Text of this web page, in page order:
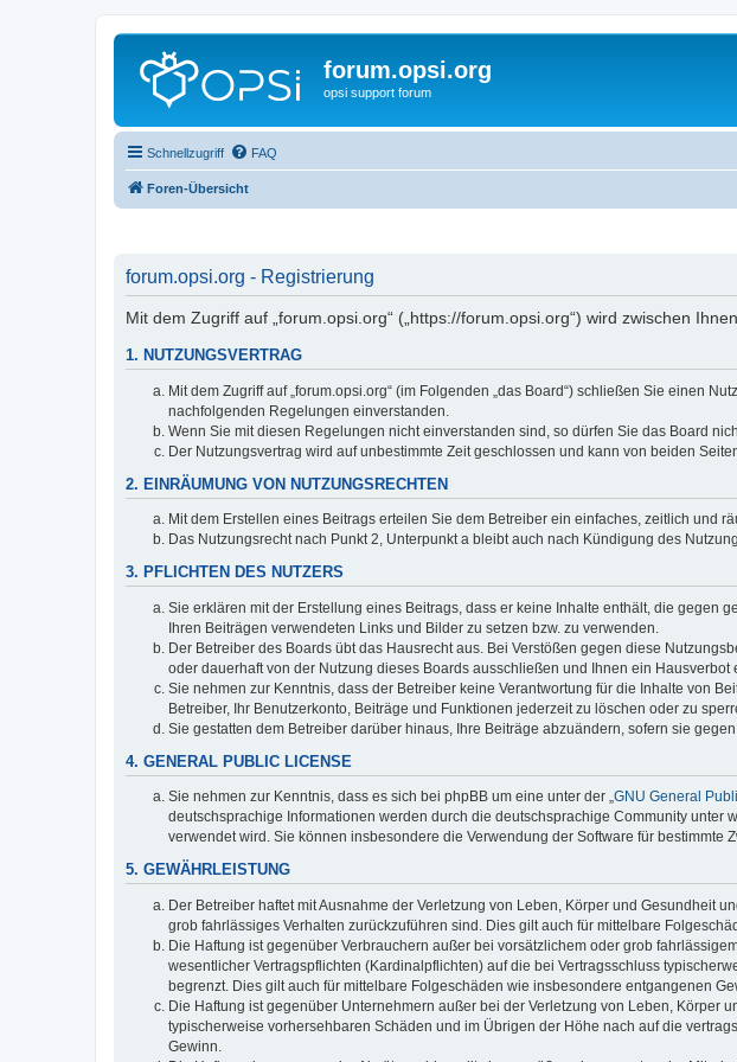
forum.opsi.org
opsi support forum
Schnellzugriff FAQ
Foren-Übersicht
forum.opsi.org - Registrierung
Mit dem Zugriff auf „forum.opsi.org“ („https://forum.opsi.org“) wird zwischen
1. NUTZUNGSVERTRAG
Mit dem Zugriff auf „forum.opsi.org“ (im Folgenden „das Board“) schließen Sie einen
nachfolgenden Regelungen einverstanden.
Wenn Sie mit diesen Regelungen nicht einverstanden sind, so dürfen Sie das Board
Der Nutzungsvertrag wird auf unbestimmte Zeit geschlossen und kann von beiden
2. EINRÄUMUNG VON NUTZUNGSRECHTEN
Mit dem Erstellen eines Beitrags erteilen Sie dem Betreiber ein einfaches, zeitlich und
Das Nutzungsrecht nach Punkt 2, Unterpunkt a bleibt auch nach Kündigung des
3. PFLICHTEN DES NUTZERS
Sie erklären mit der Erstellung eines Beitrags, dass er keine Inhalte enthält, die gegen
Ihren Beiträgen verwendeten Links und Bilder zu setzen bzw. zu verwenden.
Der Betreiber des Boards übt das Hausrecht aus. Bei Verstößen gegen diese
oder dauerhaft von der Nutzung dieses Boards ausschließen und Ihnen ein Hausverbot
Sie nehmen zur Kenntnis, dass der Betreiber keine Verantwortung für die Inhalte von
Betreiber, Ihr Benutzerkonto, Beiträge und Funktionen jederzeit zu löschen oder zu
Sie gestatten dem Betreiber darüber hinaus, Ihre Beiträge abzuändern, sofern sie
4. GENERAL PUBLIC LICENSE
Sie nehmen zur Kenntnis, dass es sich bei phpBB um eine unter der „GNU General
deutschsprachige Informationen werden durch die deutschsprachige Community unter
verwendet wird. Sie können insbesondere die Verwendung der Software für bestimmte
5. GEWÄHRLEISTUNG
Der Betreiber haftet mit Ausnahme der Verletzung von Leben, Körper und Gesundheit
grob fahrlässiges Verhalten zurückzuführen sind. Dies gilt auch für mittelbare
Die Haftung ist gegenüber Verbrauchern außer bei vorsätzlichem oder grob
wesentlicher Vertragspflichten (Kardinalpflichten) auf die bei Vertragsschluss
begrenzt. Dies gilt auch für mittelbare Folgeschäden wie insbesondere entgangenen
Die Haftung ist gegenüber Unternehmern außer bei der Verletzung von Leben, Körper
typischerweise vorhersehbaren Schäden und im Übrigen der Höhe nach auf die
Gewinn.